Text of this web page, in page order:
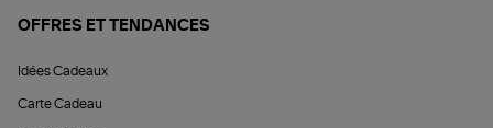
OFFRES ET TENDANCES
Idées Cadeaux
Carte Cadeau